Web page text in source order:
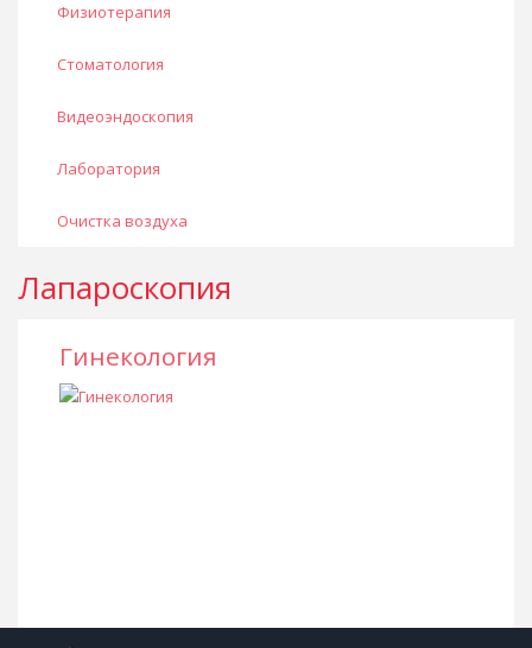
Физиотерапия
Стоматология
Видеоэндоскопия
Лаборатория
Очистка воздуха
Лапароскопия
Гинекология